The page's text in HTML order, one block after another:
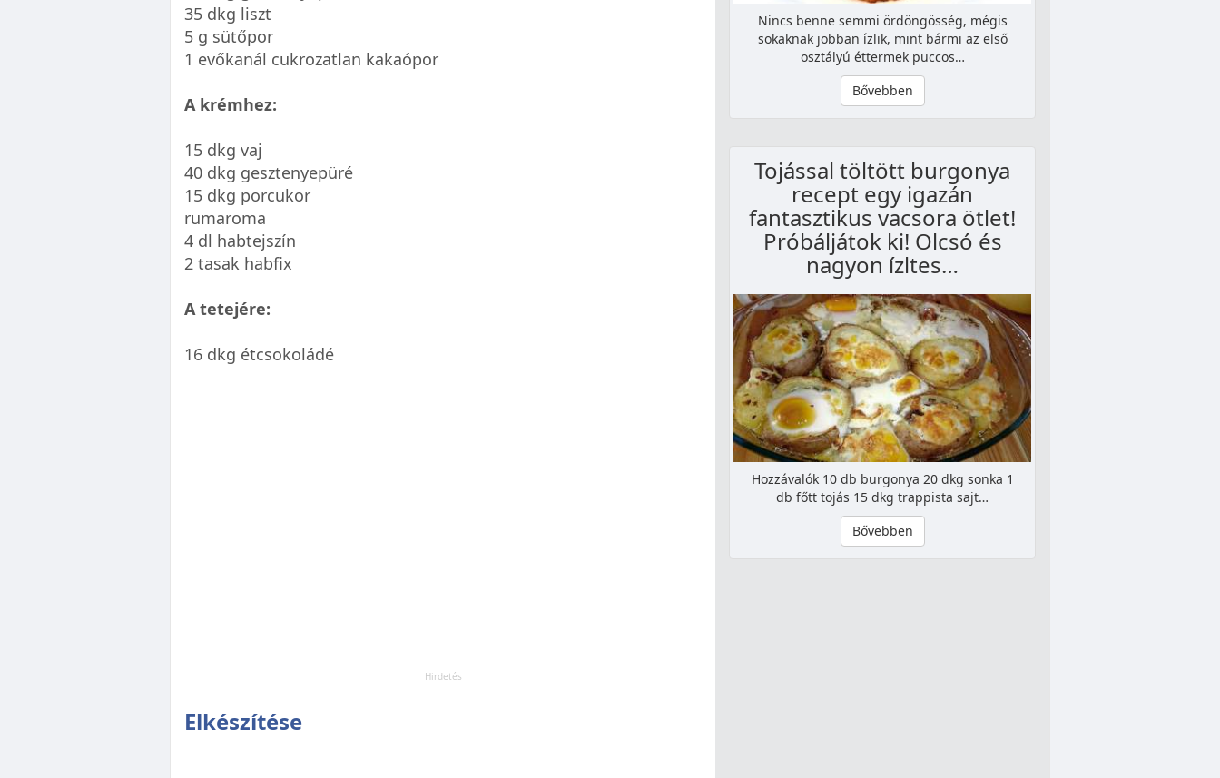
35 dkg liszt
5 g sütőpor
1 evőkanál cukrozatlan kakaópor
A krémhez:
15 dkg vaj
40 dkg gesztenyepüré
15 dkg porcukor
rumaroma
4 dl habtejszín
2 tasak habfix
A tetejére:
16 dkg étcsokoládé
Elkészítése
Nincs benne semmi ördöngösség, mégis
sokaknak jobban ízlik, mint bármi az első
osztályú éttermek puccos…
Bővebben
Tojással töltött burgonya
recept egy igazán
fantasztikus vacsora ötlet!
Próbáljátok ki! Olcsó és
nagyon ízltes…
Hozzávalók 10 db burgonya 20 dkg sonka 1
db főtt tojás 15 dkg trappista sajt…
Bővebben